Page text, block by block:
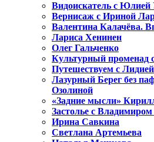
Видоискатель с
Вернисаж с Ириной
Валентина Калачёва.
Лариса Хенинен
Олег Гальченко
Культурный променад
Путешествуем с
Лазурный Берег без
Озолиной
«Задние мысли»
Застолье с
Ирина Савкина
Светлана Артемьева